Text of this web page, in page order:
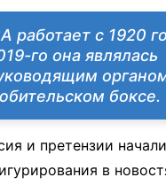
работает с 1920
го она являлась
боксе.
и претензии
в